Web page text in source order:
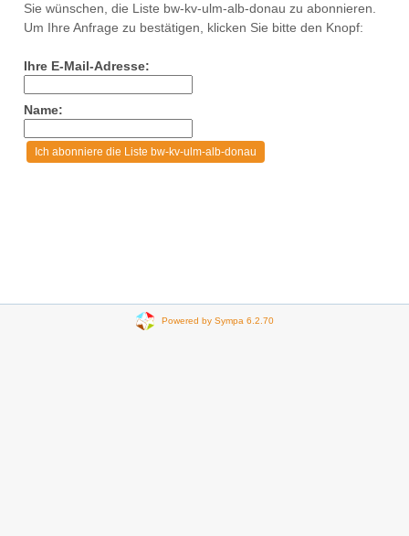
Sie wünschen, die Liste bw-kv-ulm-alb-donau zu abonnieren.
Um Ihre Anfrage zu bestätigen, klicken Sie bitte den Knopf:
Ihre E-Mail-Adresse:
Name:
Powered by Sympa 6.2.70